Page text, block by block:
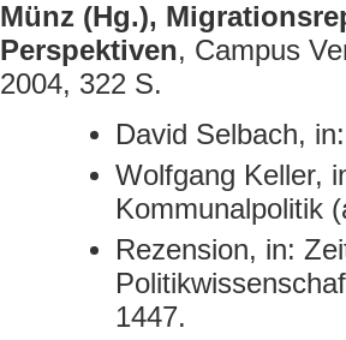
Münz (Hg.),
Perspektiven, Campus
2004, 322 S.
David Selbach,
Wolfgang Keller,
Kommunalpolitik
Rezension, in:
1447.